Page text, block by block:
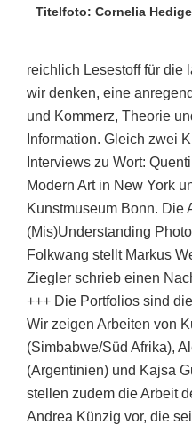
Titelfoto: Cornelia
reichlich Lesestoff für die
wir denken, eine
und Kommerz, Theorie
Information. Gleich zwei
Interviews zu Wort:
Modern Art in New York
Kunstmuseum Bonn. Die
(Mis)Understanding
Folkwang stellt Markus
Ziegler schrieb einen
+++ Die Portfolios sind
Wir zeigen Arbeiten von
(Simbabwe/Süd Afrika),
(Argentinien) und Kajsa
stellen zudem die Arbeit
Andrea Künzig vor, die